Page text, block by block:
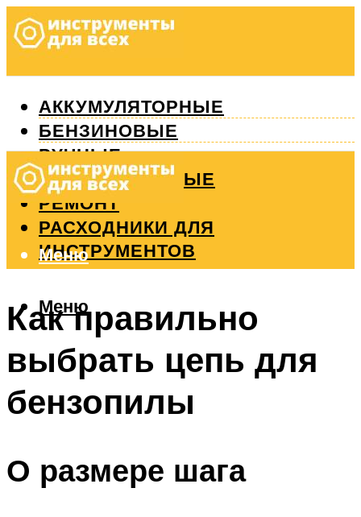
АККУМУЛЯТОРНЫЕ
БЕНЗИНОВЫЕ
РУЧНЫЕ
ИЗМЕРИТЕЛЬНЫЕ
РЕМОНТ
РАСХОДНИКИ ДЛЯ
ИНСТРУМЕНТОВ
Меню
Меню
Как правильно
выбрать цепь для
бензопилы
О размере шага